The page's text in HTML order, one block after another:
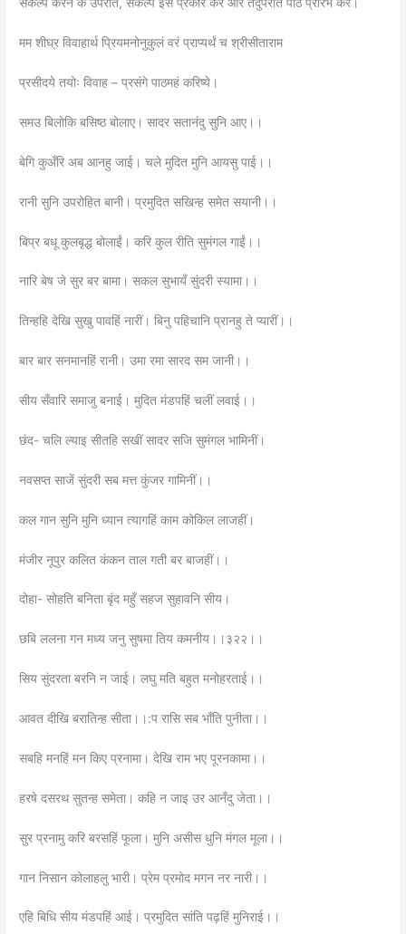
संकल्प करने के उपरांत, संकल्प इस प्रकार करें और तदुपरांत पाठ प्रारंभ करें।
मम शीघ्र विवाहार्थ प्रियमनोनुकुलं वरं प्राप्यर्थं च श्रीसीताराम
प्रसीदये तयोः विवाह – प्रसंगे पाठमहं करिष्ये।
समउ बिलोकि बसिष्ठ बोलाए। सादर सतानंदु सुनि आए।।
बेगि कुअँरि अब आनहु जाई। चले मुदित मुनि आयसु पाई।।
रानी सुनि उपरोहित बानी। प्रमुदित सखिन्ह समेत सयानी।।
बिप्र बधू कुलबृद्ध बोलाईं। करि कुल रीति सुमंगल गाईं।।
नारि बेष जे सुर बर बामा। सकल सुभायँ सुंदरी स्यामा।।
तिन्हहि देखि सुखु पावहिं नारीं। बिनु पहिचानि प्रानहु ते प्यारीं।।
बार बार सनमानहिं रानी। उमा रमा सारद सम जानी।।
सीय सँवारि समाजु बनाई। मुदित मंडपहिं चलीं लवाई।।
छंद- चलि ल्याइ सीतहि सखीं सादर सजि सुमंगल भामिनीं।
नवसप्त साजें सुंदरी सब मत्त कुंजर गामिनीं।।
कल गान सुनि मुनि ध्यान त्यागहिं काम कोकिल लाजहीं।
मंजीर नूपुर कलित कंकन ताल गती बर बाजहीं।।
दोहा- सोहति बनिता बृंद महुँ सहज सुहावनि सीय।
छबि ललना गन मध्य जनु सुषमा तिय कमनीय।।३२२।।
सिय सुंदरता बरनि न जाई। लघु मति बहुत मनोहरताई।।
आवत दीखि बरातिन्ह सीता।।:प रासि सब भाँति पुनीता।।
सबहि मनहिं मन किए प्रनामा। देखि राम भए पूरनकामा।।
हरषे दसरथ सुतन्ह समेता। कहि न जाइ उर आनँदु जेता।।
सुर प्रनामु करि बरसहिं फूला। मुनि असीस धुनि मंगल मूला।।
गान निसान कोलाहलु भारी। प्रेम प्रमोद मगन नर नारी।।
एहि बिधि सीय मंडपहिं आई। प्रमुदित सांति पढ़हिं मुनिराई।।